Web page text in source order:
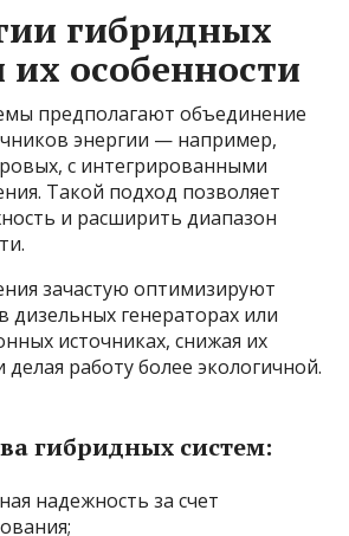
гибридных
их особенности
предполагают объединение
энергии — например,
с интегрированными
Такой подход позволяет
и расширить диапазон
зачастую оптимизируют
дизельных генераторах или
источниках, снижая их
работу более экологичной.
гибридных систем:
надежность за счет